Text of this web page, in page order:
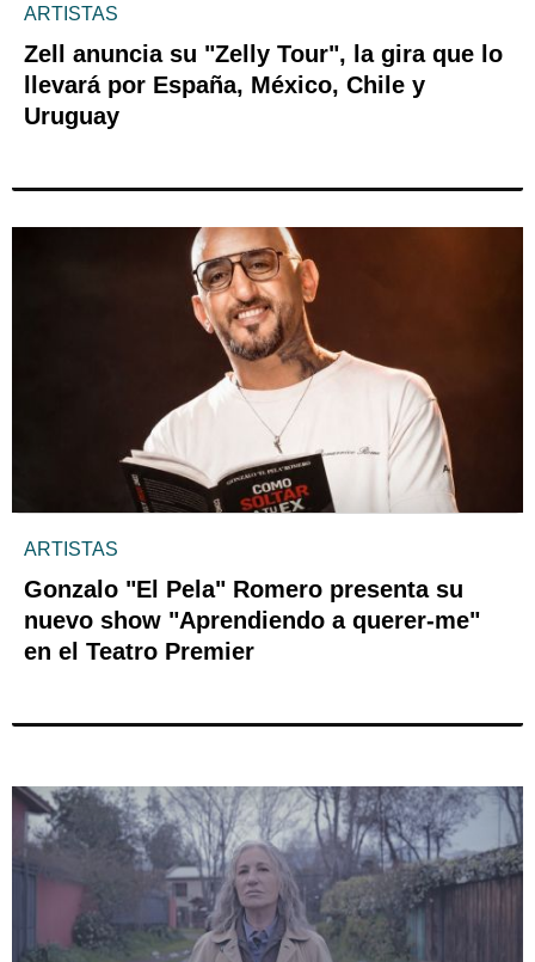
ARTISTAS
Zell anuncia su "Zelly Tour", la gira que lo
llevará por España, México, Chile y
Uruguay
ARTISTAS
Gonzalo "El Pela" Romero presenta su
nuevo show "Aprendiendo a querer-me"
en el Teatro Premier